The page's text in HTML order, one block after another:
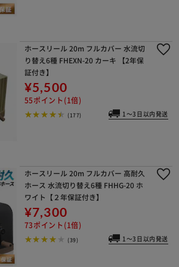
ホースリール 20m フルカバー 水流切
り替え6種 FHEXN-20 カーキ 【2年保
証付き】
¥5,500
55ポイント(1倍)
(177) 1～3日以内発送
ホースリール 20m フルカバー 高耐久
ホース 水流切り替え6種 FHHG-20 ホ
ワイト【２年保証付き】
¥7,300
73ポイント(1倍)
(39) 1～3日以内発送